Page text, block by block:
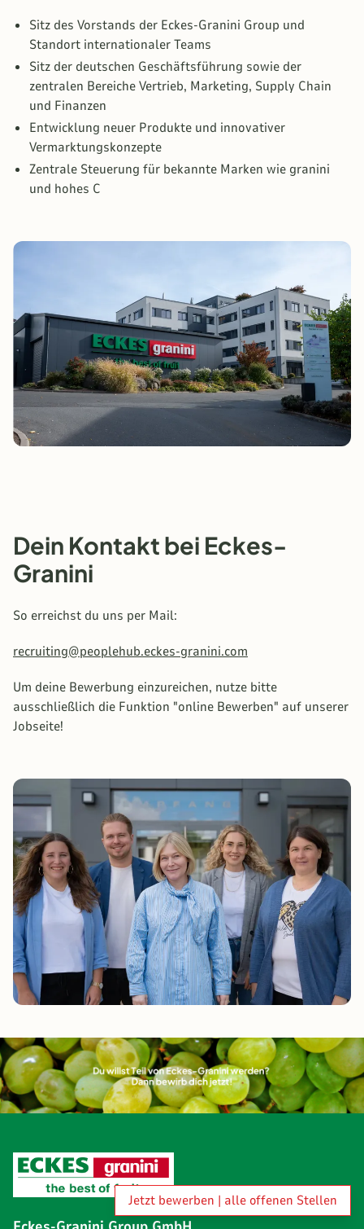
Sitz des Vorstands der Eckes-Granini Group und
Standort internationaler Teams
Sitz der deutschen Geschäftsführung sowie der
zentralen Bereiche Vertrieb, Marketing, Supply Chain
und Finanzen
Entwicklung neuer Produkte und innovativer
Vermarktungskonzepte
Zentrale Steuerung für bekannte Marken wie granini
und hohes C
Dein Kontakt bei Eckes-
Granini
So erreichst du uns per Mail:
recruiting@peoplehub.eckes-granini.com
Um deine Bewerbung einzureichen, nutze bitte
ausschließlich die Funktion "online Bewerben" auf unserer
Jobseite!
Jetzt bewerben | alle offenen Stellen